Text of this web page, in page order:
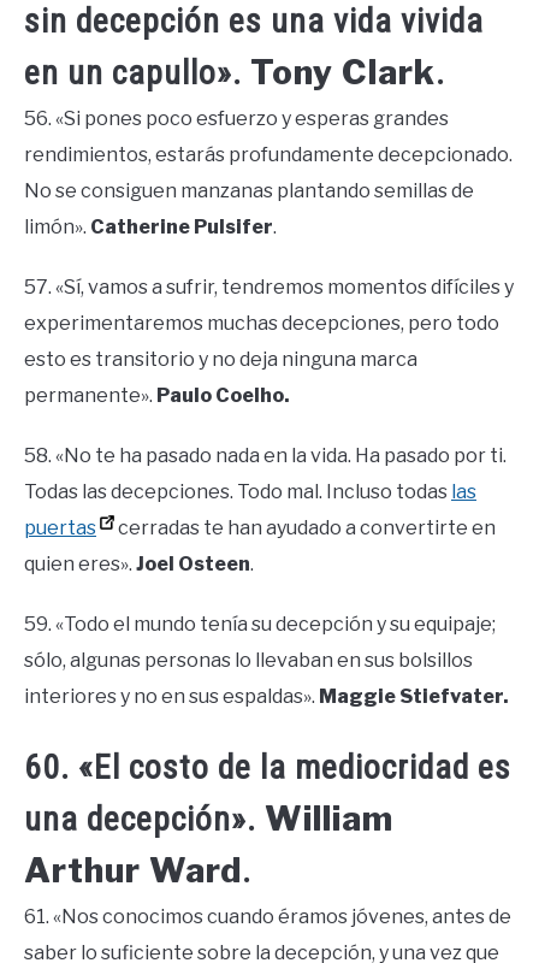
sin decepción es una vida vivida
en un capullo». Tony Clark.
56. «Si pones poco esfuerzo y esperas grandes
rendimientos, estarás profundamente decepcionado.
No se consiguen manzanas plantando semillas de
limón». Catherine Pulsifer.
57. «Sí, vamos a sufrir, tendremos momentos difíciles y
experimentaremos muchas decepciones, pero todo
esto es transitorio y no deja ninguna marca
permanente». Paulo Coelho.
58. «No te ha pasado nada en la vida. Ha pasado por ti.
Todas las decepciones. Todo mal. Incluso todas las
puertas
cerradas te han ayudado a convertirte en
quien eres». Joel Osteen.
59. «Todo el mundo tenía su decepción y su equipaje;
sólo, algunas personas lo llevaban en sus bolsillos
interiores y no en sus espaldas». Maggie Stiefvater.
60. «El costo de la mediocridad es
una decepción». William
Arthur Ward.
61. «Nos conocimos cuando éramos jóvenes, antes de
saber lo suficiente sobre la decepción, y una vez que